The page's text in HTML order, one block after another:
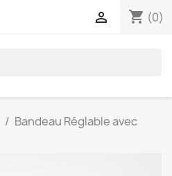
shopping_cart (0)

Bandeau Réglable avec